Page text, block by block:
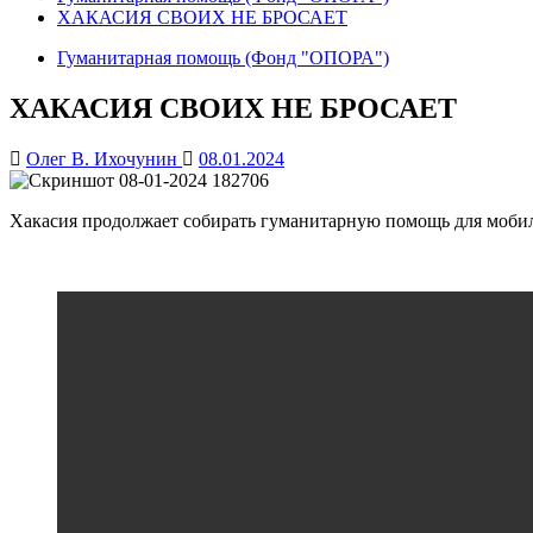
ХАКАСИЯ СВОИХ НЕ БРОСАЕТ
Гуманитарная помощь (Фонд "ОПОРА")
ХАКАСИЯ СВОИХ НЕ БРОСАЕТ
Олег В. Ихочунин 08.01.2024
Хакасия продолжает собирать гуманитарную помощь для